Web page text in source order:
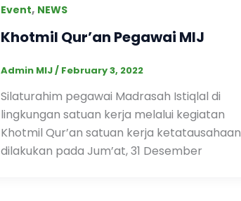
Event, NEWS
Khotmil Qur’an Pegawai MIJ
Admin MIJ/ February 3, 2022
Silaturahim pegawai Madrasah Istiqlal di
lingkungan satuan kerja melalui kegiatan
Khotmil Qur’an satuan kerja ketatausahaan
dilakukan pada Jum’at, 31 Desember